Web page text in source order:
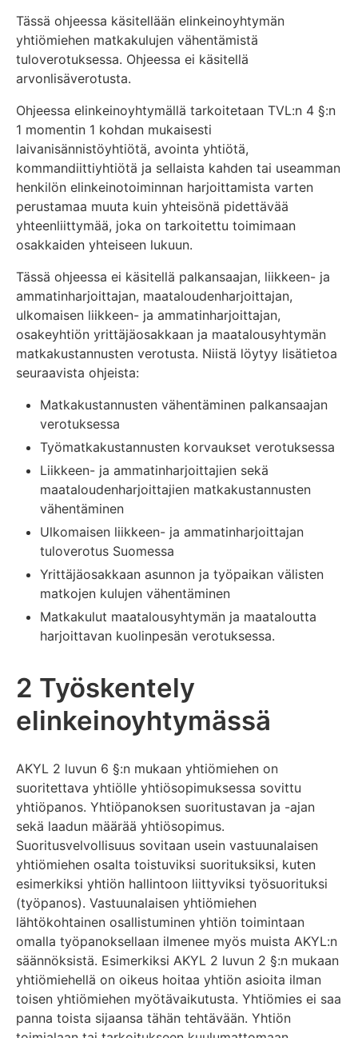
Tässä ohjeessa käsitellään elinkeinoyhtymän
yhtiömiehen matkakulujen vähentämistä
tuloverotuksessa. Ohjeessa ei käsitellä
arvonlisäverotusta.
Ohjeessa elinkeinoyhtymällä tarkoitetaan TVL:n 4 §:n
1 momentin 1 kohdan mukaisesti
laivanisännistöyhtiötä, avointa yhtiötä,
kommandiittiyhtiötä ja sellaista kahden tai useamman
henkilön elinkeinotoiminnan harjoittamista varten
perustamaa muuta kuin yhteisönä pidettävää
yhteenliittymää, joka on tarkoitettu toimimaan
osakkaiden yhteiseen lukuun.
Tässä ohjeessa ei käsitellä palkansaajan, liikkeen- ja
ammatinharjoittajan, maataloudenharjoittajan,
ulkomaisen liikkeen- ja ammatinharjoittajan,
osakeyhtiön yrittäjäosakkaan ja maatalousyhtymän
matkakustannusten verotusta. Niistä löytyy lisätietoa
seuraavista ohjeista:
Matkakustannusten vähentäminen palkansaajan
verotuksessa
Työmatkakustannusten korvaukset verotuksessa
Liikkeen- ja ammatinharjoittajien sekä
maataloudenharjoittajien matkakustannusten
vähentäminen
Ulkomaisen liikkeen- ja ammatinharjoittajan
tuloverotus Suomessa
Yrittäjäosakkaan asunnon ja työpaikan välisten
matkojen kulujen vähentäminen
Matkakulut maatalousyhtymän ja maataloutta
harjoittavan kuolinpesän verotuksessa.
2 Työskentely
elinkeinoyhtymässä
AKYL 2 luvun 6 §:n mukaan yhtiömiehen on
suoritettava yhtiölle yhtiösopimuksessa sovittu
yhtiöpanos. Yhtiöpanoksen suoritustavan ja -ajan
sekä laadun määrää yhtiösopimus.
Suoritusvelvollisuus sovitaan usein vastuunalaisen
yhtiömiehen osalta toistuviksi suorituksiksi, kuten
esimerkiksi yhtiön hallintoon liittyviksi työsuorituksi
(työpanos). Vastuunalaisen yhtiömiehen
lähtökohtainen osallistuminen yhtiön toimintaan
omalla työpanoksellaan ilmenee myös muista AKYL:n
säännöksistä. Esimerkiksi AKYL 2 luvun 2 §:n mukaan
yhtiömiehellä on oikeus hoitaa yhtiön asioita ilman
toisen yhtiömiehen myötävaikutusta. Yhtiömies ei saa
panna toista sijaansa tähän tehtävään. Yhtiön